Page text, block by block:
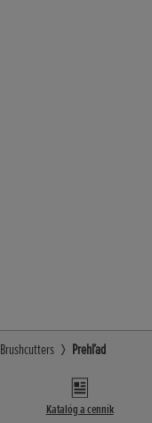
Brushcutters Prehľad
Katalóg a cenník